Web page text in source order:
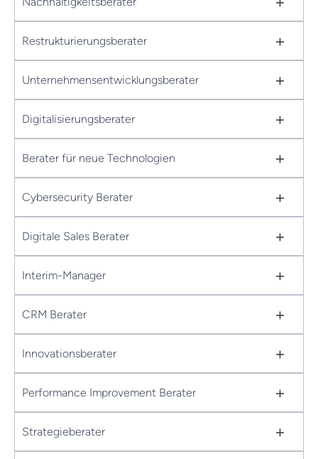
Restrukturierungsberater +
Unternehmensentwicklungsberater +
Digitalisierungsberater +
Berater für neue Technologien +
Cybersecurity Berater +
Digitale Sales Berater +
Interim-Manager +
CRM Berater +
Innovationsberater +
Performance Improvement Berater +
Strategieberater +